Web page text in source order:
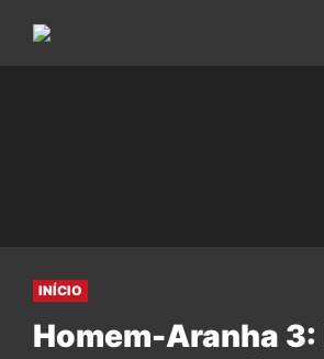
INÍCIO
Homem-Aranha 3: